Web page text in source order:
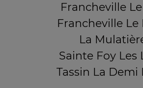
Francheville
Francheville Le
La
Sainte Foy Les
Tassin La Demi